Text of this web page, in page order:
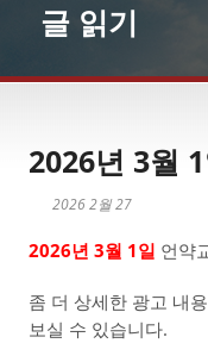
글 읽기
2026년 3월
2026 2월 27
2026년 3월 1일 언약
좀 더 상세한 광고 내
보실 수 있습니다.